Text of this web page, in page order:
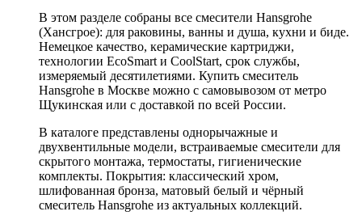
В этом разделе собраны все смесители Hansgrohe
(Хансгрое): для раковины, ванны и душа, кухни и биде.
Немецкое качество, керамические картриджи,
технологии EcoSmart и CoolStart, срок службы,
измеряемый десятилетиями. Купить смеситель
Hansgrohe в Москве можно с самовывозом от метро
Щукинская или с доставкой по всей России.
В каталоге представлены однорычажные и
двухвентильные модели, встраиваемые смесители для
скрытого монтажа, термостаты, гигиенические
комплекты. Покрытия: классический хром,
шлифованная бронза, матовый белый и чёрный
смеситель Hansgrohe из актуальных коллекций.